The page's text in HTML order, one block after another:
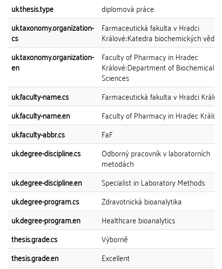
uk.thesis.type
diplomová práce
uk.taxonomy.organization-
cs
Farmaceutická fakulta v Hradci
Králové::Katedra biochemických věd
uk.taxonomy.organization-
en
Faculty of Pharmacy in Hradec
Králové::Department of Biochemical
Sciences
uk.faculty-name.cs
Farmaceutická fakulta v Hradci
uk.faculty-name.en
Faculty of Pharmacy in Hradec
uk.faculty-abbr.cs
FaF
uk.degree-discipline.cs
Odborný pracovník v laboratorních
metodách
uk.degree-discipline.en
Specialist in Laboratory Methods
uk.degree-program.cs
Zdravotnická bioanalytika
uk.degree-program.en
Healthcare bioanalytics
thesis.grade.cs
Výborně
thesis.grade.en
Excellent